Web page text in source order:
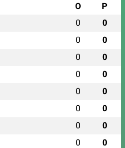
O P
0 0
0 0
0 0
0 0
0 0
0 0
0 0
0 0